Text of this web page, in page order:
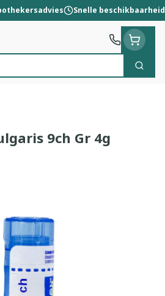
Snelle beschikbaarheid
Zoek
9ch Gr 4g